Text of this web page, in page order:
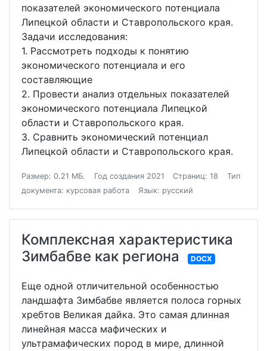
показателей экономического потенциала
Липецкой области и Ставропольского края.
Задачи исследования:
1. Рассмотреть подходы к понятию
экономического потенциала и его
составляющие
2. Провести анализ отдельных показателей
экономического потенциала Липецкой
области и Ставропольского края.
3. Сравнить экономический потенциал
Липецкой области и Ставропольского края.
Размер: 0.21 МБ. Год создания 2021 Страниц: 18
Тип
документа: курсовая работа
Язык: русский
Комплексная характеристика
Зимбабве как региона
DOCX
Еще одной отличительной особенностью
ландшафта Зимбабве является полоса горных
хребтов Великая дайка. Это самая длинная
линейная масса мафических и
ультрамафических пород в мире, длинной